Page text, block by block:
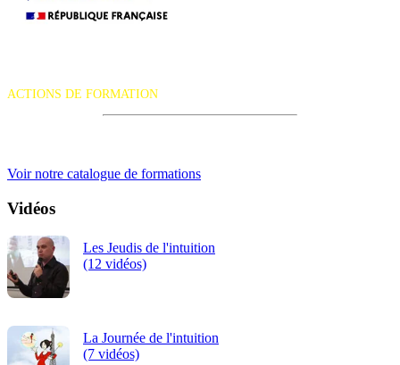
ACTIONS DE FORMATION
Voir notre catalogue de formations
Vidéos
Les Jeudis de l'intuition
(12 vidéos)
La Journée de l'intuition
(7 vidéos)